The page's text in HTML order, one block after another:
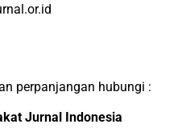
perpanjangan hubungi :
Jurnal Indonesia